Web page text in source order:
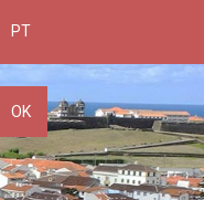
PT
OK